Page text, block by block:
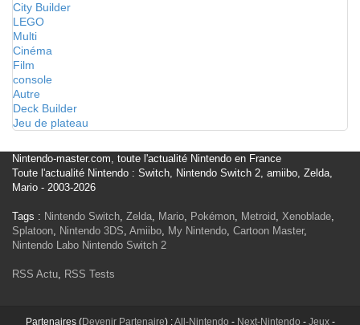
City Builder
LEGO
Multi
Cinéma
Film
console
Autre
Deck Builder
Jeu de plateau
Nintendo-master.com, toute l'actualité Nintendo en France
Toute l'actualité Nintendo : Switch, Nintendo Switch 2, amiibo, Zelda,
Mario - 2003-2026
Tags : Nintendo Switch, Zelda, Mario, Pokémon, Metroid, Xenoblade,
Splatoon, Nintendo 3DS, Amiibo, My Nintendo, Cartoon Master,
Nintendo Labo Nintendo Switch 2
RSS Actu, RSS Tests
Partenaires (Devenir Partenaire) :All-Nintendo - Next-Nintendo - Jeux-